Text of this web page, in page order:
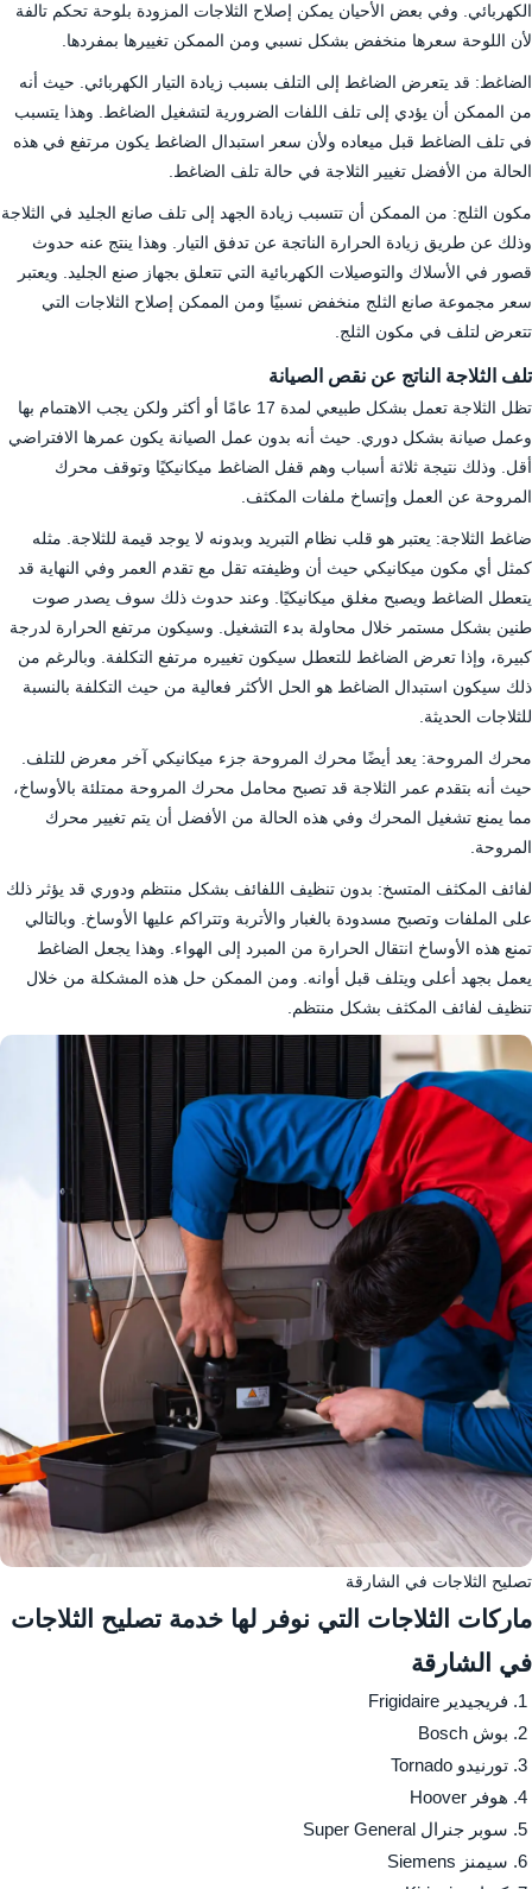
الكهربائي. وفي بعض الأحيان يمكن إصلاح الثلاجات المزودة بلوحة تحكم تالفة
لأن اللوحة سعرها منخفض بشكل نسبي ومن الممكن تغييرها بمفردها.
الضاغط: قد يتعرض الضاغط إلى التلف بسبب زيادة التيار الكهربائي. حيث أنه
من الممكن أن يؤدي إلى تلف اللفات الضرورية لتشغيل الضاغط. وهذا يتسبب
في تلف الضاغط قبل ميعاده ولأن سعر استبدال الضاغط يكون مرتفع في هذه
الحالة من الأفضل تغيير الثلاجة في حالة تلف الضاغط.
مكون الثلج: من الممكن أن تتسبب زيادة الجهد إلى تلف صانع الجليد في الثلاجة
وذلك عن طريق زيادة الحرارة الناتجة عن تدفق التيار. وهذا ينتج عنه حدوث
قصور في الأسلاك والتوصيلات الكهربائية التي تتعلق بجهاز صنع الجليد. ويعتبر
سعر مجموعة صانع الثلج منخفض نسبيًا ومن الممكن إصلاح الثلاجات التي
تتعرض لتلف في مكون الثلج.
تلف الثلاجة الناتج عن نقص الصيانة
تظل الثلاجة تعمل بشكل طبيعي لمدة 17 عامًا أو أكثر ولكن يجب الاهتمام بها
وعمل صيانة بشكل دوري. حيث أنه بدون عمل الصيانة يكون عمرها الافتراضي
أقل. وذلك نتيجة ثلاثة أسباب وهم قفل الضاغط ميكانيكيًا وتوقف محرك
المروحة عن العمل وإتساخ ملفات المكثف.
ضاغط الثلاجة: يعتبر هو قلب نظام التبريد وبدونه لا يوجد قيمة للثلاجة. مثله
كمثل أي مكون ميكانيكي حيث أن وظيفته تقل مع تقدم العمر وفي النهاية قد
يتعطل الضاغط ويصبح مغلق ميكانيكيًا. وعند حدوث ذلك سوف يصدر صوت
طنين بشكل مستمر خلال محاولة بدء التشغيل. وسيكون مرتفع الحرارة لدرجة
كبيرة، وإذا تعرض الضاغط للتعطل سيكون تغييره مرتفع التكلفة. وبالرغم من
ذلك سيكون استبدال الضاغط هو الحل الأكثر فعالية من حيث التكلفة بالنسبة
للثلاجات الحديثة.
محرك المروحة: يعد أيضًا محرك المروحة جزء ميكانيكي آخر معرض للتلف.
حيث أنه بتقدم عمر الثلاجة قد تصبح محامل محرك المروحة ممتلئة بالأوساخ،
مما يمنع تشغيل المحرك وفي هذه الحالة من الأفضل أن يتم تغيير محرك
المروحة.
لفائف المكثف المتسخ: بدون تنظيف اللفائف بشكل منتظم ودوري قد يؤثر ذلك
على الملفات وتصبح مسدودة بالغبار والأتربة وتتراكم عليها الأوساخ. وبالتالي
تمنع هذه الأوساخ انتقال الحرارة من المبرد إلى الهواء. وهذا يجعل الضاغط
يعمل بجهد أعلى ويتلف قبل أوانه. ومن الممكن حل هذه المشكلة من خلال
تنظيف لفائف المكثف بشكل منتظم.
تصليح الثلاجات في الشارقة
ماركات الثلاجات التي نوفر لها خدمة تصليح الثلاجات
في الشارقة
فريجيدير Frigidaire
بوش Bosch
تورنيدو Tornado
هوفر Hoover
سوبر جنرال Super General
سيمنز Siemens